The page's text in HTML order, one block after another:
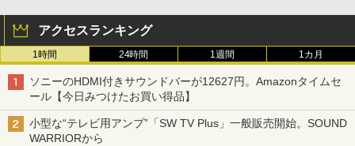
アクセスランキング
1時間 24時間 1週間 1カ月
ソニーのHDMI付きサウンドバーが12627円。Amazonタイムセ
ール【今日みつけたお買い得品】
小型な“テレビ用アンプ”「SW TV Plus」一般販売開始。SOUND
WARRIORから